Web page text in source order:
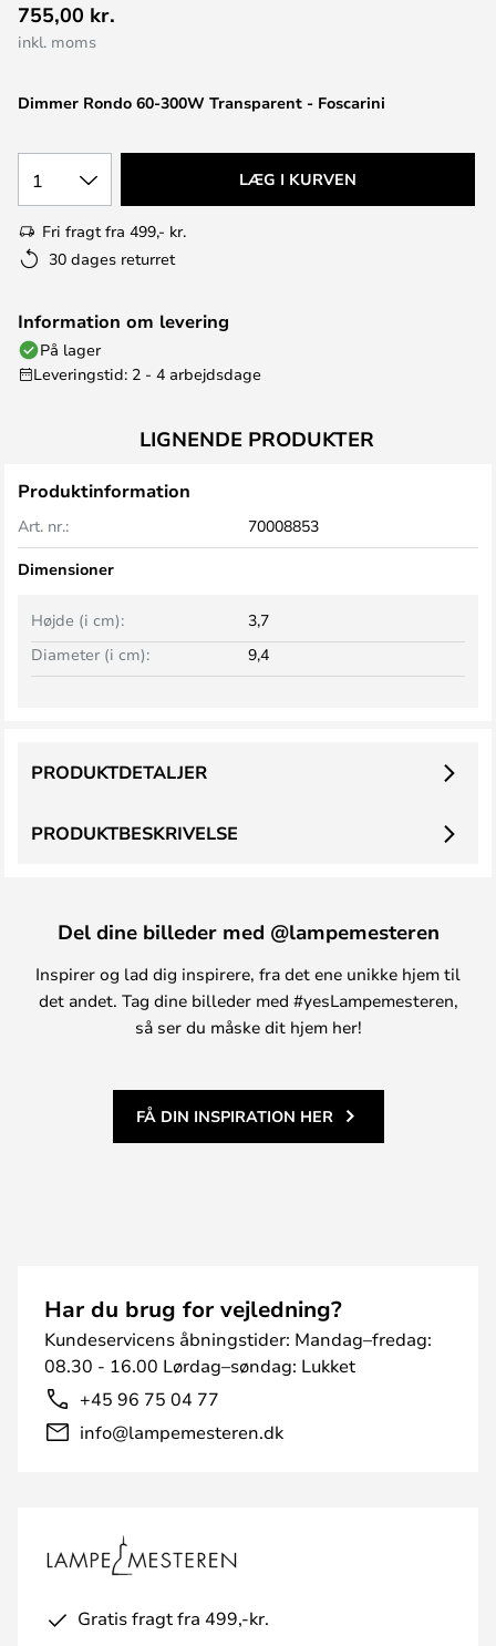
til
starten
billedgalleriet
Dimmer Rondo 60-300W Transparent - Foscarini
755,00 kr.
inkl. moms
1 LÆG I KURVEN
Fri fragt fra 499,- kr.
30 dages returret
Information om levering
På lager
Leveringstid: 2 - 4 arbejdsdage
LIGNENDE PRODUKTER
Produktinformation
Art. nr.: 70008853
Dimensioner
Højde (i cm):
3,7
Diameter (i cm):
9,4
PRODUKTBESKRIVELSE
PRODUKTDETALJER
Del dine billeder med @lampemesteren
Inspirer og lad dig inspirere, fra det ene unikke hjem til
det andet. Tag dine billeder med #yesLampemesteren,
så ser du måske dit hjem her!
FÅ DIN INSPIRATION HER
Har du brug for vejledning?
Kundeservicens åbningstider: Mandag–fredag:
08.30 - 16.00 Lørdag–søndag: Lukket
+45 96 75 04 77
info@lampemesteren.dk
Gratis fragt fra 499,-kr.